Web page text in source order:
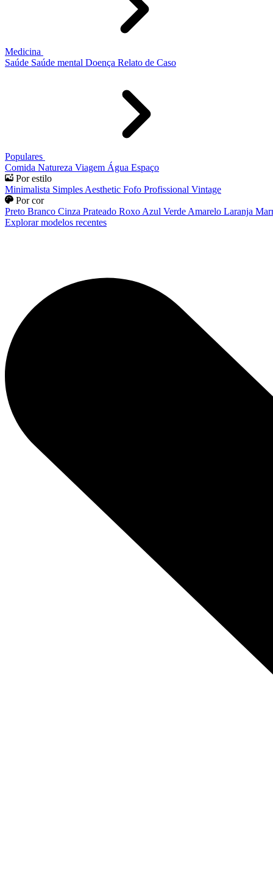
Medicina
Saúde Saúde mental Doença Relato de Caso
Populares
Comida Natureza Viagem Água Espaço
Por estilo
Minimalista Simples Aesthetic Fofo Profissional Vintage
Por cor
Preto Branco Cinza Prateado Roxo Azul Verde Amarelo Laranja
Explorar modelos recentes